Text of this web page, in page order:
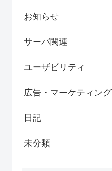
お知らせ
サーバ関連
ユーザビリティ
広告・マーケティング
日記
未分類